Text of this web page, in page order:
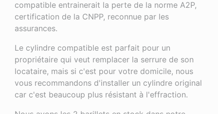
compatible entrainerait la perte de la norme A2P,
certification de la CNPP, reconnue par les
assurances.
Le cylindre compatible est parfait pour un
propriétaire qui veut remplacer la serrure de son
locataire, mais si c'est pour votre domicile, nous
vous recommandons d'installer un cylindre original
car c'est beaucoup plus résistant à l'effraction.